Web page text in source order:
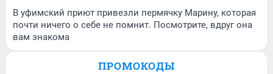
В уфимский приют привезли пермячку Марину, которая
почти ничего о себе не помнит. Посмотрите, вдруг она
вам знакома
ПРОМОКОДЫ